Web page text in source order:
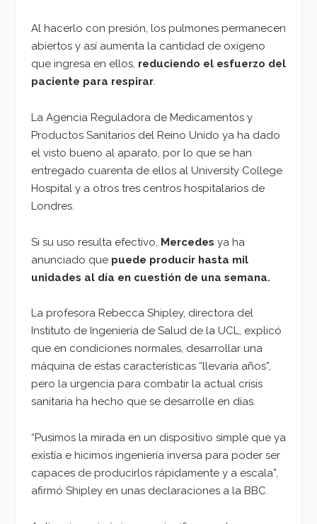
Al hacerlo con presión, los pulmones permanecen
abiertos y así aumenta la cantidad de oxígeno
que ingresa en ellos, reduciendo el esfuerzo del
paciente para respirar.
La Agencia Reguladora de Medicamentos y
Productos Sanitarios del Reino Unido ya ha dado
el visto bueno al aparato, por lo que se han
entregado cuarenta de ellos al University College
Hospital y a otros tres centros hospitalarios de
Londres.
Si su uso resulta efectivo, Mercedes ya ha
anunciado que puede producir hasta mil
unidades al día en cuestión de una semana.
La profesora Rebecca Shipley, directora del
Instituto de Ingeniería de Salud de la UCL, explicó
que en condiciones normales, desarrollar una
máquina de estas características “llevaría años”,
pero la urgencia para combatir la actual crisis
sanitaria ha hecho que se desarrolle en días.
“Pusimos la mirada en un dispositivo simple que ya
existía e hicimos ingeniería inversa para poder ser
capaces de producirlos rápidamente y a escala”,
afirmó Shipley en unas declaraciones a la BBC.